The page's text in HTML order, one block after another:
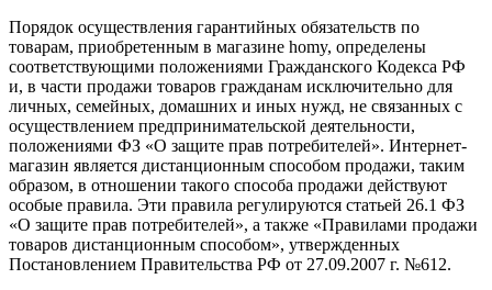
Порядок осуществления гарантийных обязательств по
товарам, приобретенным в магазине homy, определены
соответствующими положениями Гражданского Кодекса РФ
и, в части продажи товаров гражданам исключительно для
личных, семейных, домашних и иных нужд, не связанных с
осуществлением предпринимательской деятельности,
положениями ФЗ «О защите прав потребителей». Интернет-
магазин является дистанционным способом продажи, таким
образом, в отношении такого способа продажи действуют
особые правила. Эти правила регулируются статьей 26.1 ФЗ
«О защите прав потребителей», а также «Правилами продажи
товаров дистанционным способом», утвержденных
Постановлением Правительства РФ от 27.09.2007 г. №612.